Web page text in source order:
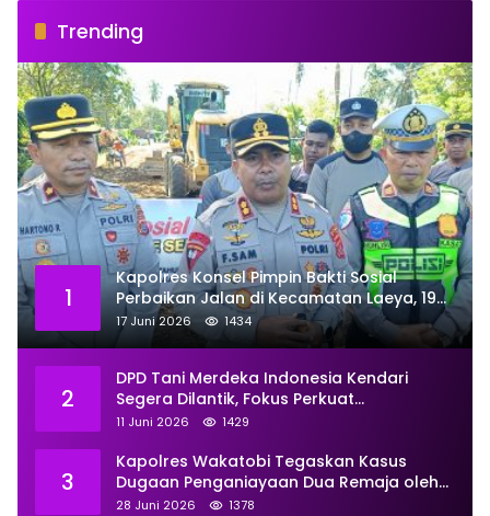
Trending
1
Kapolres Konsel Pimpin Bakti Sosial
Perbaikan Jalan di Kecamatan Laeya, 19
Titik Rusak Siap Ditambal
17 Juni 2026 1434
2
DPD Tani Merdeka Indonesia Kendari
Segera Dilantik, Fokus Perkuat
Pemberdayaan
11 Juni 2026 1429
3
Kapolres Wakatobi Tegaskan Kasus
Dugaan Penganiayaan Dua Remaja oleh
Dua Anggota Ditangani Secara
28 Juni 2026 1378